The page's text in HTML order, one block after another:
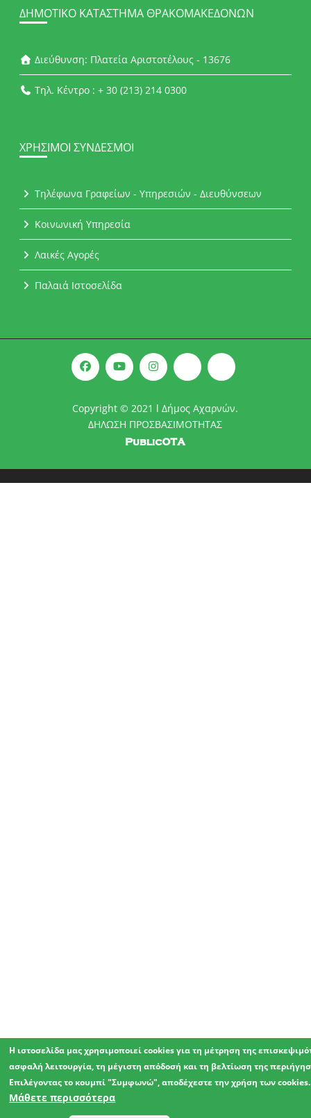
ΔΗΜΟΤΙΚΌ ΚΑΤΆΣΤΗΜΑ ΘΡΑΚΟΜΑΚΕΔΌΝΩΝ
Διεύθυνση: Πλατεία Αριστοτέλους - 13676
Τηλ. Κέντρο : + 30 (213) 214 0300
ΧΡΉΣΙΜΟΙ ΣΎΝΔΕΣΜΟΙ
Τηλέφωνα Γραφείων - Υπηρεσιών - Διευθύνσεων
Κοινωνική Υπηρεσία
Λαικές Αγορές
Παλαιά Ιστοσελίδα
Copyright © 2021 l Δήμος Αχαρνών.
ΔΗΛΩΣΗ ΠΡΟΣΒΑΣΙΜΟΤΗΤΑΣ
Η ιστοσελίδα μας χρησιμοποιεί cookies για τη μέτρηση της
ασφαλή λειτουργία, τη μέγιστη απόδοσή και τη βελτίωση της
Επιλέγοντας το κουμπί "Συμφωνώ", αποδέχεστε την χρήση των cookies.
Μάθετε περισσότερα